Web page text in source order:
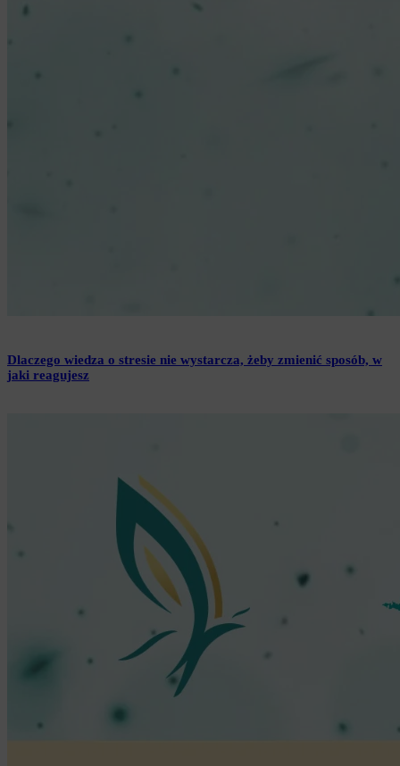
Dlaczego wiedza o stresie nie wystarcza, żeby zmienić sposób, w
jaki reagujesz